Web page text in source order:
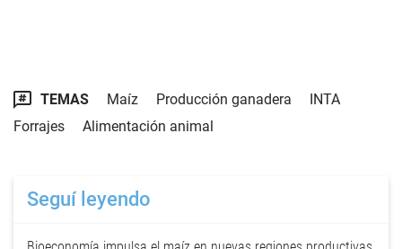
TEMAS Maíz Producción ganadera
INTA
Forrajes
Alimentación animal
Seguí leyendo